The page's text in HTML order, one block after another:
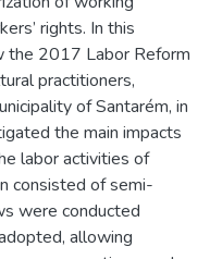
rights. In this
the 2017 Labor Reform
practitioners,
of Santarém, in
the main impacts
labor activities of
consisted of semi-
were conducted
allowing